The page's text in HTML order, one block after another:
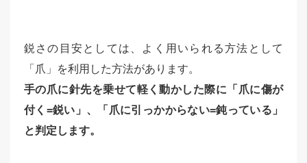
鋭さの目安としては、よく用いられる方法として
「爪」を利用した方法があります。
手の爪に針先を乗せて軽く動かした際に「爪に傷が
付く=鋭い」、「爪に引っかからない=鈍っている」
と判定します。